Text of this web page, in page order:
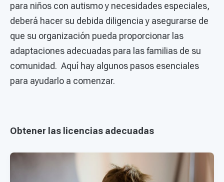
para niños con autismo y necesidades especiales,
deberá hacer su debida diligencia y asegurarse de
que su organización pueda proporcionar las
adaptaciones adecuadas para las familias de su
comunidad. Aquí hay algunos pasos esenciales
para ayudarlo a comenzar.
Obtener las licencias adecuadas